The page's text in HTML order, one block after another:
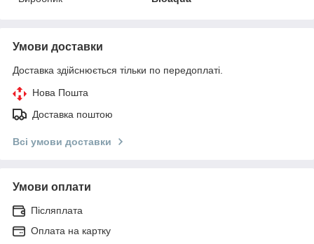
Умови доставки
Доставка здійснюється тільки по передоплаті.
Нова Пошта
Доставка поштою
Всі умови доставки
Умови оплати
Післяплата
Оплата на картку